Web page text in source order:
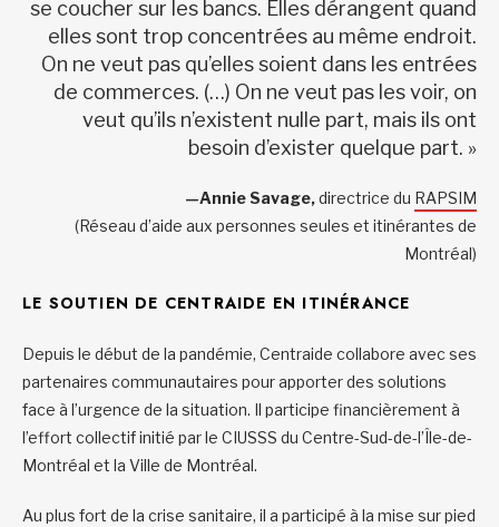
se coucher sur les bancs. Elles dérangent quand
elles sont trop concentrées au même endroit.
On ne veut pas qu’elles soient dans les entrées
de commerces. (…) On ne veut pas les voir, on
veut qu’ils n’existent nulle part, mais ils ont
besoin d’exister quelque part. »
—Annie Savage,directrice du RAPSIM
(Réseau d’aide aux personnes seules et itinérantes de
Montréal)
LE SOUTIEN DE CENTRAIDE EN ITINÉRANCE
Depuis le début de la pandémie, Centraide collabore avec ses
partenaires communautaires pour apporter des solutions
face à l’urgence de la situation. Il participe financièrement à
l’effort collectif initié par le CIUSSS du Centre-Sud-de-l’Île-de-
Montréal et la Ville de Montréal.
Au plus fort de la crise sanitaire, il a participé à la mise sur pied